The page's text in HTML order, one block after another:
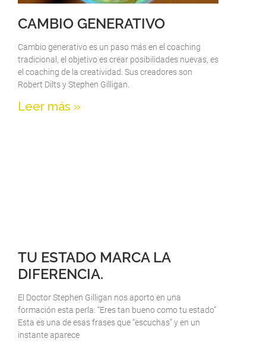
CAMBIO GENERATIVO
Cambio generativo es un paso más en el coaching
tradicional, el objetivo es crear posibilidades nuevas, es
el coaching de la creatividad. Sus creadores son
Robert Dilts y Stephen Gilligan.
Leer más »
TU ESTADO MARCA LA
DIFERENCIA.
El Doctor Stephen Gilligan nos aporto en una
formación esta perla: “Eres tan bueno como tu estado”
Esta es una de esas frases que “escuchas” y en un
instante aparece